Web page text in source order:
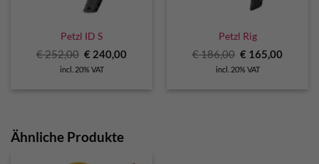
Petzl ID S
€252,00 Original
was:
€ 240,00Current
incl. 20% VAT
Petzl Rig
€186,00 Original
was:
€ 165,00Current
incl. 20% VAT
Ähnliche Produkte